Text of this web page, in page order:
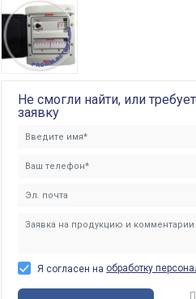
Не смогли найти, или
заявку
Я согласен на обработку